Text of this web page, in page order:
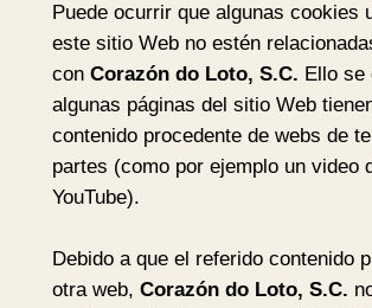
Puede ocurrir que algunas cookies
este sitio Web no estén
con Corazón do Loto, S.C. Ello se
algunas páginas del sitio Web
contenido procedente de webs de
partes (como por ejemplo un video
YouTube).
Debido a que el referido contenido
otra web, Corazón do Loto, S.C.